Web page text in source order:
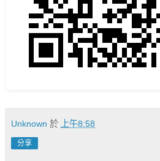
Unknown 於 上午8:58
分享